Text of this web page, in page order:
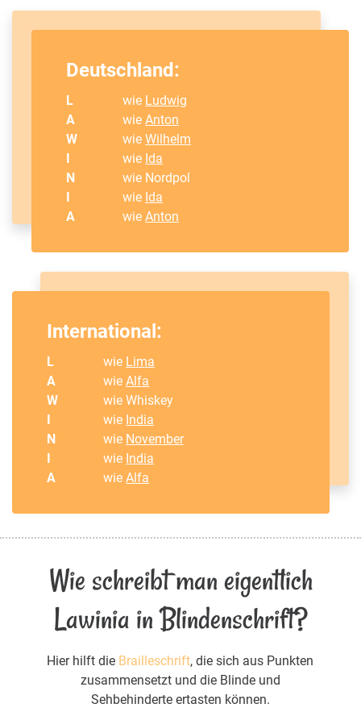
Deutschland:
L wie Ludwig
A
wieAnton
W
wieWilhelm
I
wie Ida
N
wie Nordpol
I
wie Ida
A
wieAnton
International:
L wie Lima
A
wieAlfa
W
wie Whiskey
I
wie India
N
wie November
I
wie India
A
wieAlfa
Wie schreibt man eigentlich
Lawinia in Blindenschrift?
Hier hilft die Brailleschrift, die sich aus Punkten
zusammensetzt und die Blinde und
Sehbehinderte ertasten können.